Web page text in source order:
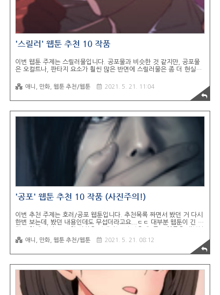
'스릴러' 웹툰 추천 10 작품
이번 웹툰 주제는 스릴러물입니다. 공포물과 비슷한 것 같지만, 공포물
은 오컬트나, 판타지 요소가 훨씬 많은 반면에 스릴러물은 좀 더 현실적
일어나는 스토리라던가... 좀비물 같은 판타지 요소가 들어간 것도 있지
만요. 뭐 개인적으로 공포물보다는 스릴러물이 몰입이 더 잘되긴 합니
다. 떡밥 뿌리는 거나 나중에 떡밥 회수하면서 나오는 반전이라던지 뒷
다.' 평범한 일상의 학교에서 어느날 사람들이 붉게 변했다. 그리고 사람
들을 마구 공격하기 시작하는데.. 엄청난 괴력으로 맨손으로 사지를 뜯
애니, 만화, 웹툰 추천/웹툰 2021. 5. 21. 11:04
'공포' 웹툰 추천 10 작품 (사진주의!)
이번 추천 주제는 호러/공포 웹툰입니다. 추천목록 짜면서 봤던 거 다시
한번 보는데, 봤던 내용인데도 무섭더라고요...ㄷㄷ 대부분 웹툰이 긴 건
에피소드 형식에 옴니버스가 많고, 스토리가 이어지는 작품도 전체 화수
가 많지 않은 게 특징이네요. 아마 장르에 특성상 길게 끌면 지루하고 무
서운 것도 계속 보면 적응되듯이(?) 좀 지루할 수 있어서 그런 것 아닌가
는 게 확실히 무섭긴 하니까요. 아, 그리고 공포물은 꼭 밤에 불끄고 꼭
혼자봐야 더 재밌습니다! ㅋㅋ... 1. 0.0MHz 장르: 호러/공포 작가: 장
작 사람이 가지는 근본적인 영적인 현상에 대해 과학적으..
애니, 만화, 웹툰 추천/웹툰 2021. 5. 21. 08:12